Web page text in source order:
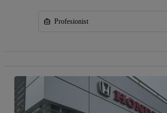
Profesionist